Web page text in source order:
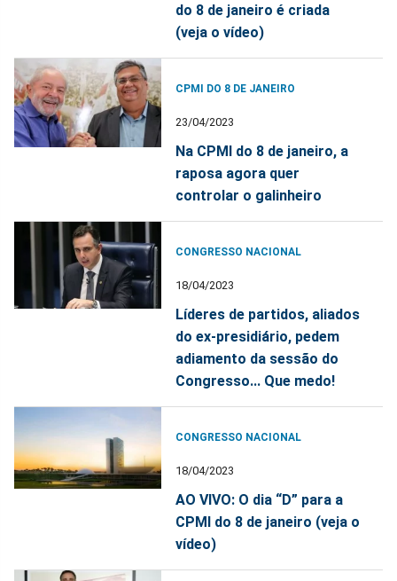
do 8 de janeiro é criada
(veja o vídeo)
CPMI DO 8 DE JANEIRO
23/04/2023
Na CPMI do 8 de janeiro, a
raposa agora quer
controlar o galinheiro
CONGRESSO NACIONAL
18/04/2023
Líderes de partidos, aliados
do ex-presidiário, pedem
adiamento da sessão do
Congresso... Que medo!
CONGRESSO NACIONAL
18/04/2023
AO VIVO: O dia “D” para a
CPMI do 8 de janeiro (veja o
vídeo)